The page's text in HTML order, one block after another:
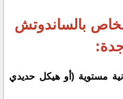
بالساندوتش
مستوية (أو هيكل حديدي